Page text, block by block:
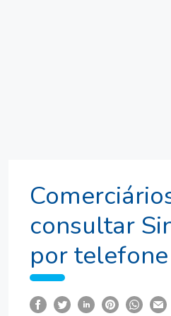
consultar
por telefone